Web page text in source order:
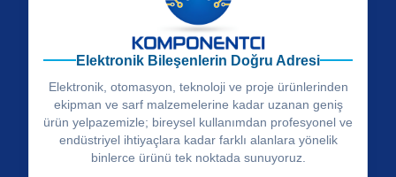
Elektronik Bileşenlerin Doğru Adresi
Elektronik, otomasyon, teknoloji ve proje ürünlerinden
ekipman ve sarf malzemelerine kadar uzanan geniş
ürün yelpazemizle; bireysel kullanımdan profesyonel ve
endüstriyel ihtiyaçlara kadar farklı alanlara yönelik
binlerce ürünü tek noktada sunuyoruz.